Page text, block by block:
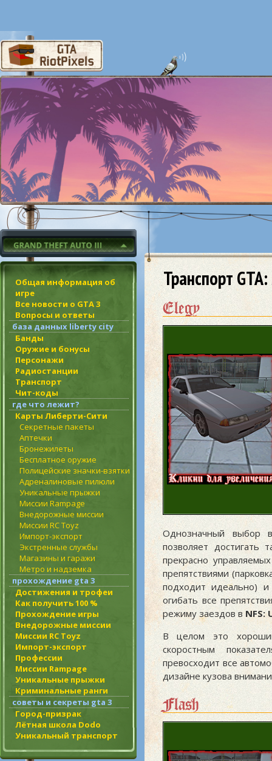
Общая информация об
игре
Все новости о GTA 3
Вопросы и ответы
база данных liberty city
Банды
Оружие и бонусы
Персонажи
Радиостанции
Транспорт
Чит-коды
где что лежит?
Карты Либерти-Сити
Секретные пакеты
Аптечки
Бронежилеты
Бесплатное оружие
Полицейские значки-взятки
Адреналиновые пилюли
Уникальные прыжки
Миссии Rampage
Внедорожные миссии
Миссии RC Toyz
Импорт-экспорт
Экстренные службы
Магазины и гаражи
Метро и надземка
прохождение gta 3
Достижения и трофеи
Как получить 100 %
Прохождение игры
Внедорожные миссии
Миссии RC Toyz
Импорт-экспорт
Профессии
Миссии Rampage
Уникальные прыжки
Криминальные ранги
советы и секреты gta 3
Город-призрак
Лётная школа Dodo
Уникальный транспорт
Транспорт
Elegy
Однозначный выбор
позволяет достигать
прекрасно
препятствиями
подходит идеально)
огибать все
режиму заездов в NFS:
В целом это
скоростным
превосходит все
дизайне кузова
Flash